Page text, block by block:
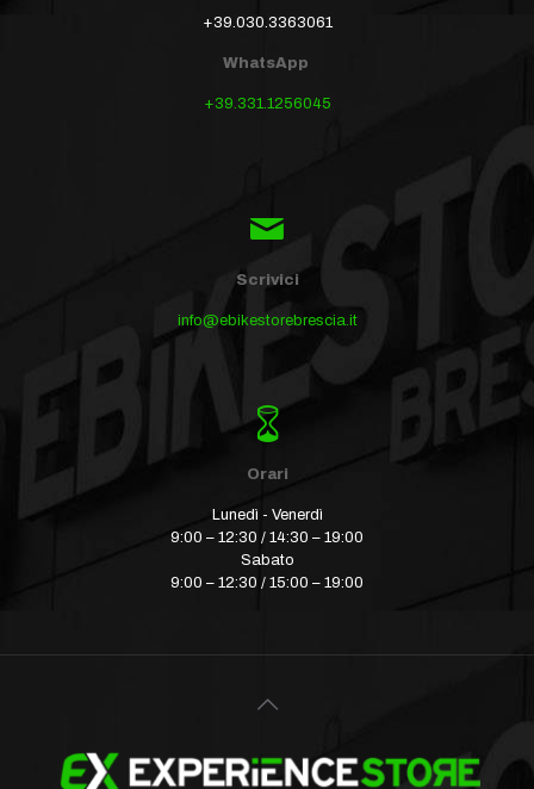
+39.030.3363061
WhatsApp
+39.331.1256045
Scrivici
info@ebikestorebrescia.it
Orari
Lunedì - Venerdì
9:00 – 12:30 / 14:30 – 19:00
Sabato
9:00 – 12:30 / 15:00 – 19:00